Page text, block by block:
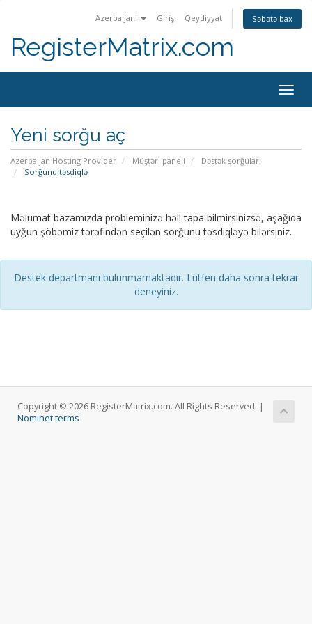
Azerbaijani Giriş Qeydiyyat Səbətə bax
RegisterMatrix.com
Yeni sorğu aç
Azerbaijan Hosting Provider Müştəri paneli
Dəstək sorğuları
Sorğunu təsdiqlə
Məlumat bazamızda probleminizə həll tapa bilmirsinizsə, aşağıda
uyğun şöbəmiz tərəfindən seçilən sorğunu təsdiqləyə bilərsiniz.
Destek departmanı bulunmamaktadır. Lütfen daha sonra tekrar
deneyiniz.
Copyright © 2026 RegisterMatrix.com. All Rights Reserved. |
Nominet terms